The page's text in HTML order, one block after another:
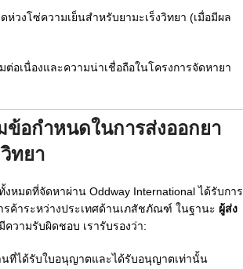
วงโซ่ความเย็นสำหรับยามะเร็งวิทยา (เมื่อมีผล
อเนื่องและความน่าเชื่อถือในโครงการจัดหายา
อกำหนดในการส่งออกยา
ทยา
งหมดที่จัดหาผ่าน Oddway International ได้รับการ
รค้าระหว่างประเทศด้านเภสัชภัณฑ์ ในฐานะ ผู้ส่ง
ความรับผิดชอบ เรารับรองว่า:
นที่ได้รับใบอนุญาตและได้รับอนุญาตเท่านั้น